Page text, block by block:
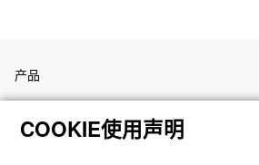
产品
客户支持
COOKIE使用声明